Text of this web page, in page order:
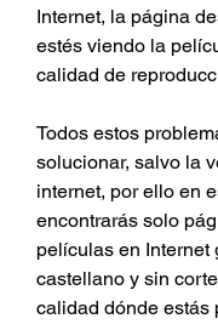
Internet, la página
estés viendo la
calidad de
Todos estos
solucionar, salvo la
internet, por ello en
encontrarás solo
películas en Internet
castellano y sin
calidad dónde estás